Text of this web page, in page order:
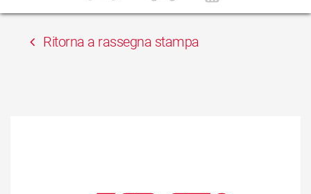
Ritorna a rassegna stampa